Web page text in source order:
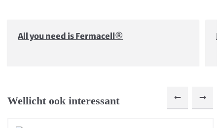
All you need is Fermacell®
Wellicht ook interessant